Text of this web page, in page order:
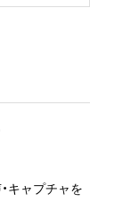
キャプチャを